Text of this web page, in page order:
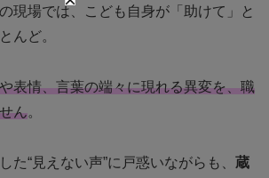
現場では、こども自身が「助けて」と
んど。
表情、言葉の端々に現れる異変を、職
ん。
た“見えない声”に戸惑いながらも、 蔵